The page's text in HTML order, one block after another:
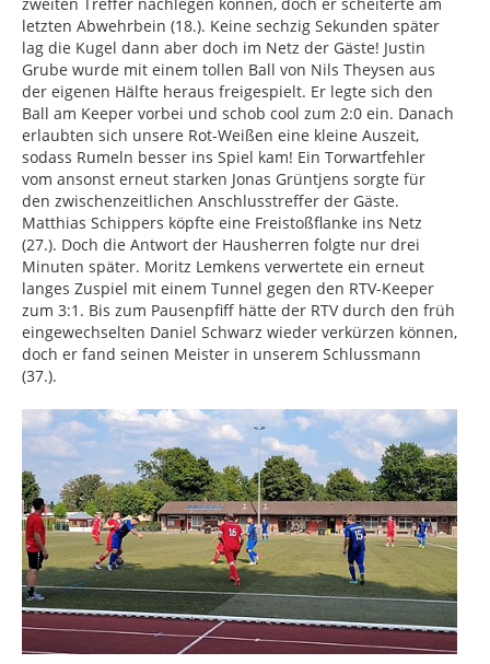
letzten Abwehrbein (18.). Keine sechzig Sekunden später
lag die Kugel dann aber doch im Netz der Gäste! Justin
Grube wurde mit einem tollen Ball von Nils Theysen aus
der eigenen Hälfte heraus freigespielt. Er legte sich den
Ball am Keeper vorbei und schob cool zum 2:0 ein. Danach
erlaubten sich unsere Rot-Weißen eine kleine Auszeit,
sodass Rumeln besser ins Spiel kam! Ein Torwartfehler
vom ansonst erneut starken Jonas Grüntjens sorgte für
den zwischenzeitlichen Anschlusstreffer der Gäste.
Matthias Schippers köpfte eine Freistoßflanke ins Netz
(27.). Doch die Antwort der Hausherren folgte nur drei
Minuten später. Moritz Lemkens verwertete ein erneut
langes Zuspiel mit einem Tunnel gegen den RTV-Keeper
zum 3:1. Bis zum Pausenpfiff hätte der RTV durch den früh
eingewechselten Daniel Schwarz wieder verkürzen können,
doch er fand seinen Meister in unserem Schlussmann
(37.).